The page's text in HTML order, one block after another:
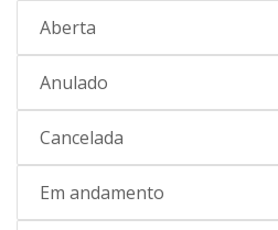
Aberta
Anulado
Cancelada
Em andamento